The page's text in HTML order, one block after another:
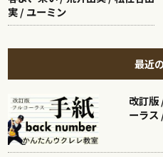
実 / ユーミン
最近
改訂
ーラス